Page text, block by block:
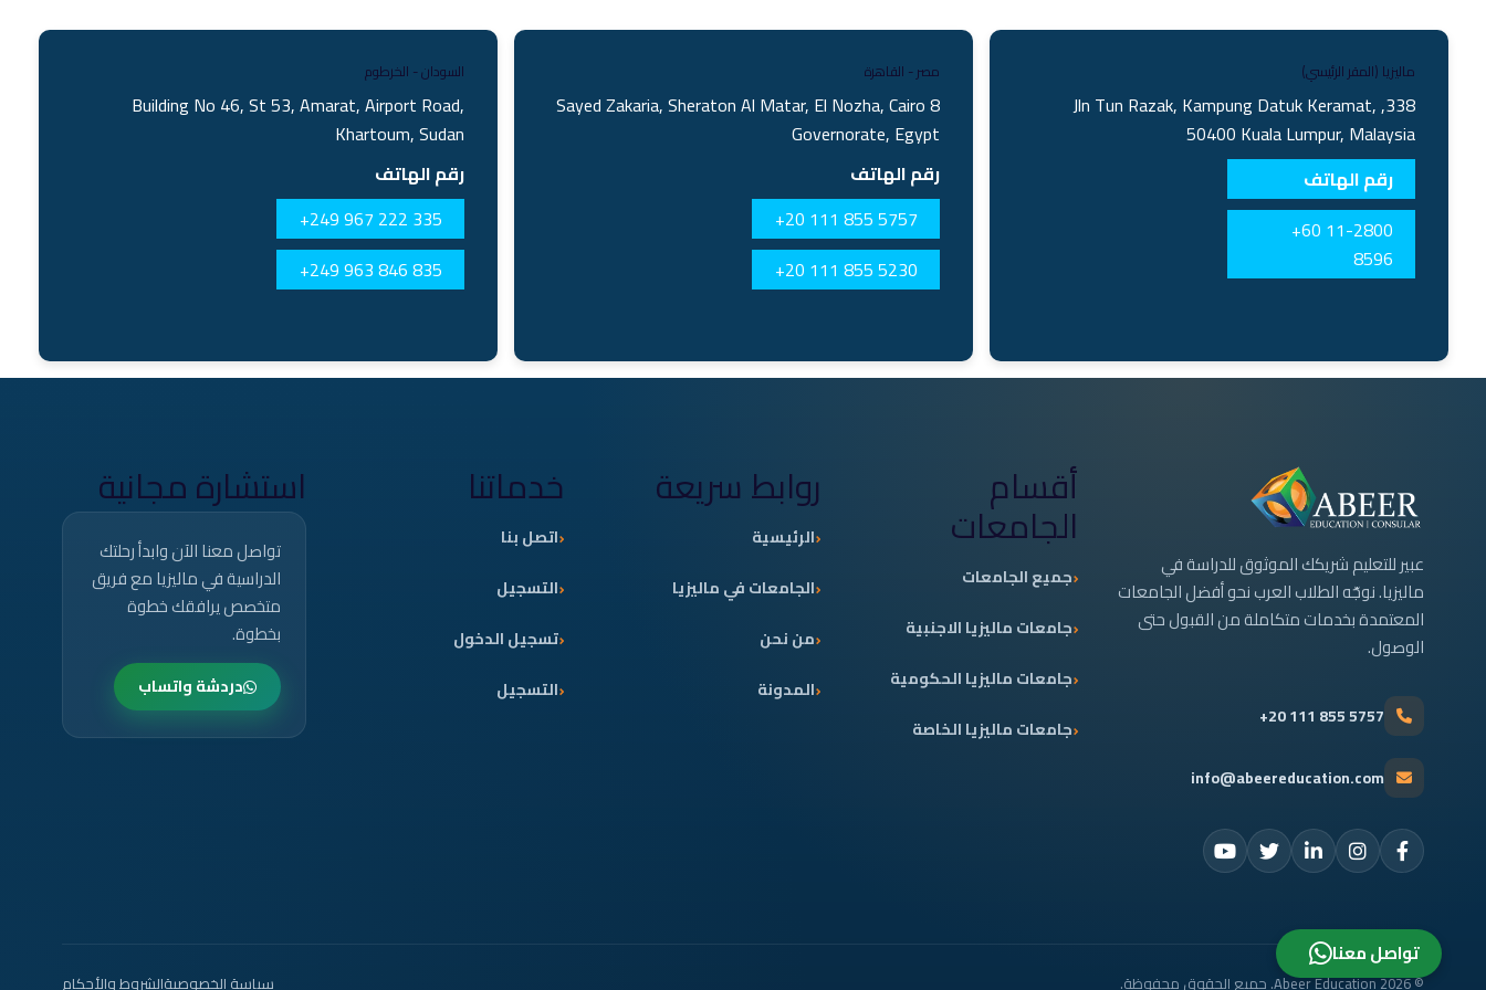
ماليزيا (المقر الرئيسي)
338, Jln Tun Razak, Kampung Datuk Keramat,
50400 Kuala Lumpur, Malaysia
رقم الهاتف
+60 11-2800
8596
مصر - القاهرة
8 Sayed Zakaria, Sheraton Al Matar, El Nozha, Cairo
Governorate, Egypt
رقم الهاتف
+20 111 855 5757
+20 111 855 5230
السودان - الخرطوم
Building No 46, St 53, Amarat, Airport Road,
Khartoum, Sudan
رقم الهاتف
+249 967 222 335
+249 963 846 835
عبير للتعليم شريكك الموثوق للدراسة في
ماليزيا. نوجّه الطلاب العرب نحو أفضل الجامعات
المعتمدة بخدمات متكاملة من القبول حتى
الوصول.
+20 111 855 5757
info@abeereducation.com
أقسام
الجامعات
جميع الجامعات
جامعات ماليزيا الاجنبية
جامعات ماليزيا الحكومية
جامعات ماليزيا الخاصة
روابط سريعة
الرئيسية
الجامعات في ماليزيا
من نحن
المدونة
خدماتنا
اتصل بنا
التسجيل
تسجيل الدخول
التسجيل
استشارة مجانية
تواصل معنا الآن وابدأ رحلتك
الدراسية في ماليزيا مع فريق
متخصص يرافقك خطوة
بخطوة.
دردشة واتساب
© 2026 Abeer Education. جميع الحقوق محفوظة. سياسة الخصوصيةالشروط والأحكام
تواصل معنا